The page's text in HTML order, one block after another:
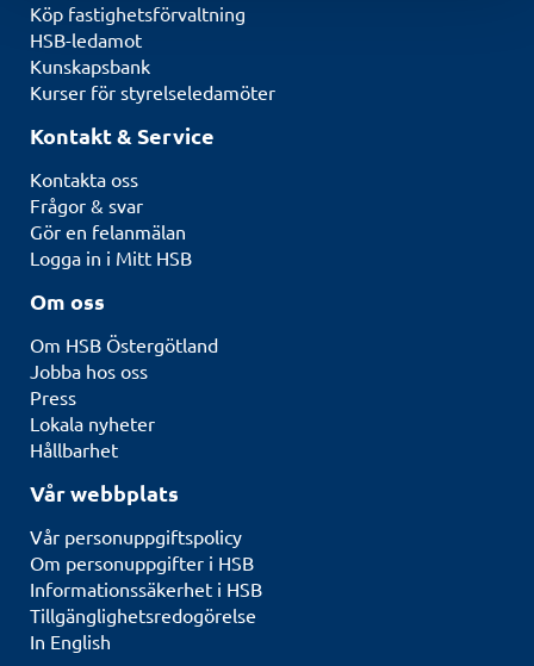
Köp fastighetsförvaltning
HSB-ledamot
Kunskapsbank
Kurser för styrelseledamöter
Kontakt & Service
Kontakta oss
Frågor & svar
Gör en felanmälan
Logga in i Mitt HSB
Om oss
Om HSB Östergötland
Jobba hos oss
Press
Lokala nyheter
Hållbarhet
Vår webbplats
Vår personuppgiftspolicy
Om personuppgifter i HSB
Informationssäkerhet i HSB
Tillgänglighetsredogörelse
In English